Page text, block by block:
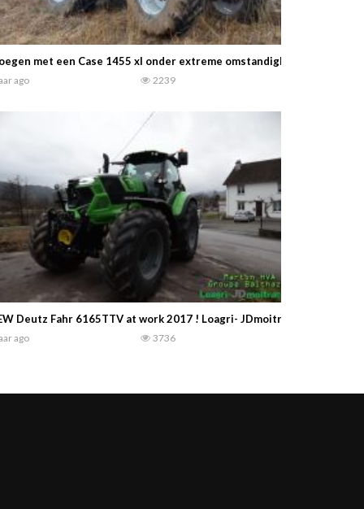
met een Case 1455 xl onder extreme omstandigheden ……
ago 2239
Deutz Fahr 6165TTV at work 2017 ! Loagri- JDmoitrack HD
ago 3736